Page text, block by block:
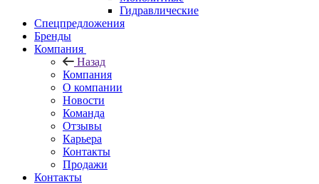
Гидравлические
Спецпредложения
Бренды
Компания
Назад
Компания
О компании
Новости
Команда
Отзывы
Карьера
Контакты
Продажи
Контакты